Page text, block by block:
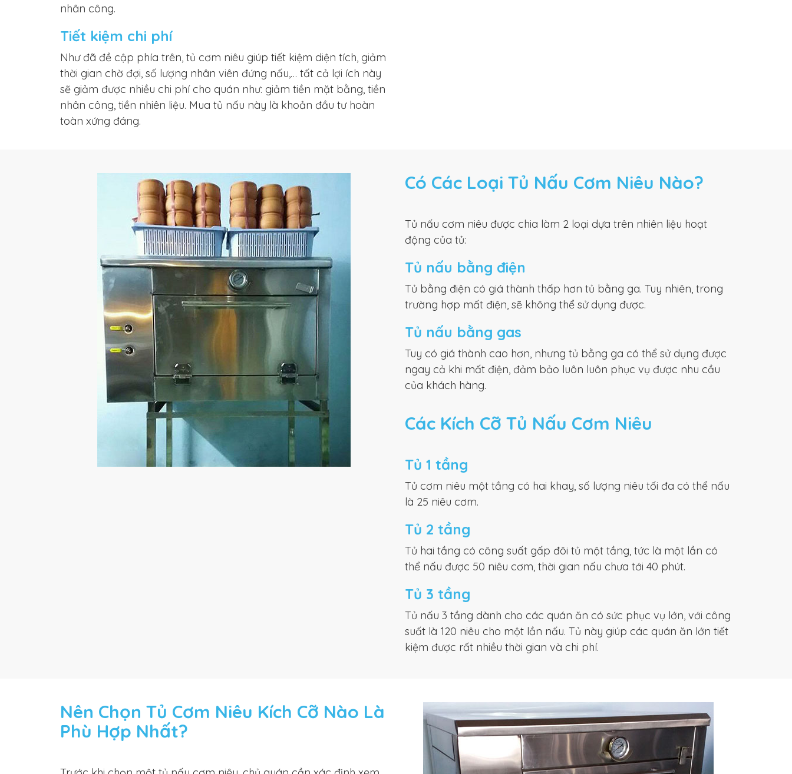
nhân công.
Tiết kiệm chi phí
Như đã đề cập phía trên, tủ cơm niêu giúp tiết kiệm diện tích, giảm
thời gian chờ đợi, số lượng nhân viên đứng nấu,… tất cả lợi ích này
sẽ giảm được nhiều chi phí cho quán như: giảm tiền mặt bằng, tiền
nhân công, tiền nhiên liệu. Mua tủ nấu này là khoản đầu tư hoàn
toàn xứng đáng.
Có Các Loại Tủ Nấu Cơm Niêu Nào?
Tủ nấu cơm niêu được chia làm 2 loại dựa trên nhiên liệu hoạt
động của tủ:
Tủ nấu bằng điện
Tủ bằng điện có giá thành thấp hơn tủ bằng ga. Tuy nhiên, trong
trường hợp mất điện, sẽ không thể sử dụng được.
Tủ nấu bằng gas
Tuy có giá thành cao hơn, nhưng tủ bằng ga có thể sử dụng được
ngay cả khi mất điện, đảm bảo luôn luôn phục vụ được nhu cầu
của khách hàng.
Các Kích Cỡ Tủ Nấu Cơm Niêu
Tủ 1 tầng
Tủ cơm niêu một tầng có hai khay, số lượng niêu tối đa có thể nấu
là 25 niêu cơm.
Tủ 2 tầng
Tủ hai tầng có công suất gấp đôi tủ một tầng, tức là một lần có
thể nấu được 50 niêu cơm, thời gian nấu chưa tới 40 phút.
Tủ 3 tầng
Tủ nấu 3 tầng dành cho các quán ăn có sức phục vụ lớn, với công
suất là 120 niêu cho một lần nấu. Tủ này giúp các quán ăn lớn tiết
kiệm được rất nhiều thời gian và chi phí.
Nên Chọn Tủ Cơm Niêu Kích Cỡ Nào Là
Phù Hợp Nhất?